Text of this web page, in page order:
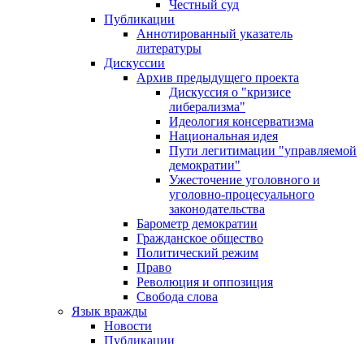
Честный суд
Публикации
Аннотированный указатель
литературы
Дискуссии
Архив предыдущего проекта
Дискуссия о "кризисе
либерализма"
Идеология консерватизма
Национальная идея
Пути легитимации "управляемой
демократии"
Ужесточение уголовного и
уголовно-процесуального
законодательства
Барометр демократии
Гражданское общество
Политический режим
Право
Революция и оппозиция
Свобода слова
Язык вражды
Новости
Публикации